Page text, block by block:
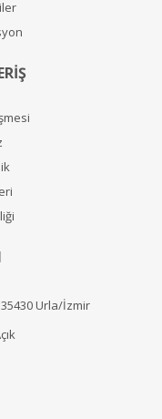
Urla/İzmir